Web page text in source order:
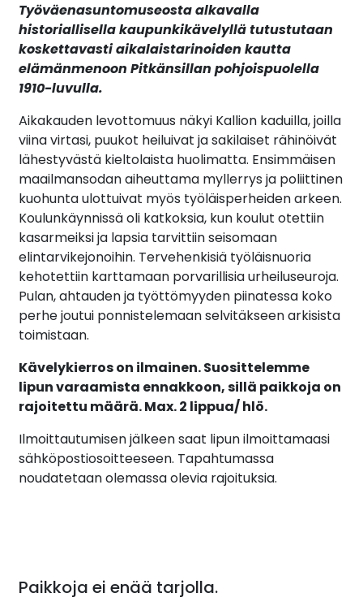
Työväenasuntomuseosta alkavalla
historiallisella kaupunkikävelyllä tutustutaan
koskettavasti aikalaistarinoiden kautta
elämänmenoon Pitkänsillan pohjoispuolella
1910-luvulla.
Aikakauden levottomuus näkyi Kallion kaduilla, joilla
viina virtasi, puukot heiluivat ja sakilaiset rähinöivät
lähestyvästä kieltolaista huolimatta. Ensimmäisen
maailmansodan aiheuttama myllerrys ja poliittinen
kuohunta ulottuivat myös työläisperheiden arkeen.
Koulunkäynnissä oli katkoksia, kun koulut otettiin
kasarmeiksi ja lapsia tarvittiin seisomaan
elintarvikejonoihin. Tervehenkisiä työläisnuoria
kehotettiin karttamaan porvarillisia urheiluseuroja.
Pulan, ahtauden ja työttömyyden piinatessa koko
perhe joutui ponnistelemaan selvitäkseen arkisista
toimistaan.
Kävelykierros on ilmainen. Suosittelemme
lipun varaamista ennakkoon, sillä paikkoja on
rajoitettu määrä. Max. 2 lippua/ hlö.
Ilmoittautumisen jälkeen saat lipun ilmoittamaasi
sähköpostiosoitteeseen. Tapahtumassa
noudatetaan olemassa olevia rajoituksia.
Paikkoja ei enää tarjolla.